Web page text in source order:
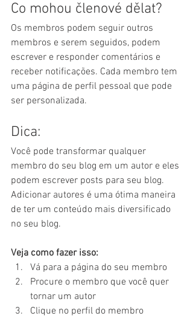
Co mohou členové dělat?
Os membros podem seguir outros
membros e serem seguidos, podem
escrever e responder comentários e
receber notificações. Cada membro tem
uma página de perfil pessoal que pode
ser personalizada.
Dica:
Você pode transformar qualquer
membro do seu blog em um autor e eles
podem escrever posts para seu blog.
Adicionar autores é uma ótima maneira
de ter um conteúdo mais diversificado
no seu blog.
Veja como fazer isso:
Vá para a página do seu membro
Procure o membro que você quer
tornar um autor
Clique no perfil do membro